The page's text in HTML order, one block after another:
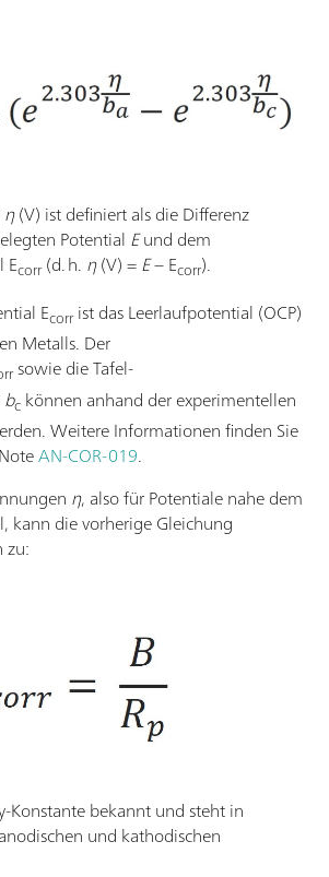
η(V) ist definiert als die Differenz
Potential Eund dem
Ecorr(d. h. η(V) =E− Ecorr).
Ecorrist das Leerlaufpotential (OCP)
Metalls. Der
sowie die Tafel-
bc können anhand der experimentellen
Weitere Informationen finden Sie
AN-COR-019.
η, also für Potentiale nahe dem
kann die vorherige Gleichung
zu:
Konstante bekannt und steht in
und kathodischen